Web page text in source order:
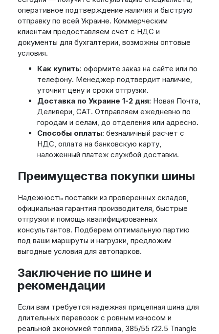
оперативное подтверждение наличия и быструю
отправку по всей Украине. Коммерческим
клиентам предоставляем счёт с НДС и
документы для бухгалтерии, возможны оптовые
условия.
Как купить: оформите заказ на сайте или по
телефону. Менеджер подтвердит наличие,
уточнит цену и сроки отгрузки.
Доставка по Украине 1-2 дня: Новая Почта,
Деливери, САТ. Отправляем ежедневно по
городам и селам, до отделения или адресно.
Способы оплаты: безналичный расчет с
НДС, оплата на банковскую карту,
наложенный платеж службой доставки.
Преимущества покупки шины
Надежность поставки из проверенных складов,
официальная гарантия производителя, быстрые
отгрузки и помощь квалифицированных
консультантов. Подберем оптимальную партию
под ваши маршруты и нагрузки, предложим
выгодные условия для автопарков.
Заключение по шине и
рекомендации
Если вам требуется надежная прицепная шина для
длительных перевозок с ровным износом и
реальной экономией топлива, 385/55 r22.5 Triangle